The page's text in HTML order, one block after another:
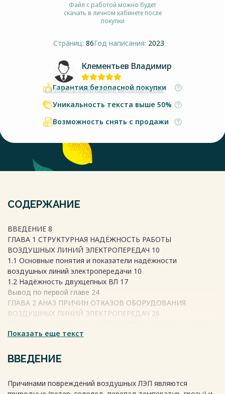
Файл с работой можно будет
скачать в личном кабинете после
покупки
Страниц: 86Год написания: 2023
Клементьев Владимир
Сообщить о нарушении авторских прав
Гарантия безопасной покупки
Уникальность текста выше 50%
Возможность снять с продажи
СОДЕРЖАНИЕ
ВВЕДЕНИЕ 8
ГЛАВА 1 СТРУКТУРНАЯ НАДЁЖНОСТЬ РАБОТЫ
ВОЗДУШНЫХ ЛИНИЙ ЭЛЕКТРОПЕРЕДАЧ 10
1.1 Основные понятия и показатели надёжности
воздушных линий электропередачи 10
1.2 Надёжность двухцепных ВЛ 17
Вывод по первой главе 24
ГЛАВА 2 АНАЗ ПРИЧИН ОТКАЗОВ ОБОРУДОВАНИЯ
ВОЗДУШНЫХ ЛИНИЙ ЭЛЕКТРОПЕРЕДАЧ 26
2.2 Причины аварии, поиск места замыкания на землю в
2.3 Сводная статистика отключений ВЛ 34
Вывод по второй главе 47
НАДЁЖНОСТЬ ВОЗДУШНЫХ ЛИНИЙ ЭЛЕКТРОПЕРЕДАЧ 49
Показать еще текст
ВВЕДЕНИЕ
Причинами повреждений воздушных ЛЭП являются